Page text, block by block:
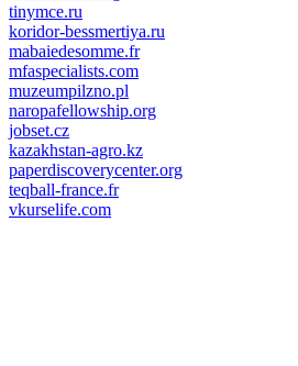
tinymce.ru
koridor-bessmertiya.ru
mabaiedesomme.fr
mfaspecialists.com
muzeumpilzno.pl
naropafellowship.org
jobset.cz
kazakhstan-agro.kz
paperdiscoverycenter.org
teqball-france.fr
vkurselife.com